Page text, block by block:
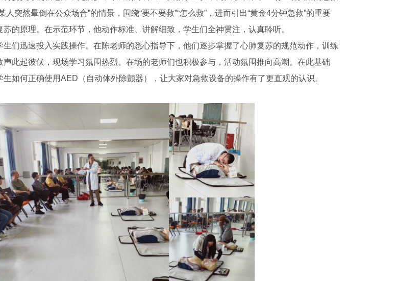
人突然晕倒在公众场合”的情景，围绕“要不要救”“怎么救”，进而引出“黄金4分钟急救”的重要
的原理。在示范环节，他动作标准、讲解细致，学生们全神贯注，认真聆听。
生们迅速投入实践操作。在陈老师的悉心指导下，他们逐步掌握了心肺复苏的规范动作，训练
此起彼伏，现场学习氛围热烈。在场的老师们也积极参与，活动氛围推向高潮。在此基础
生如何正确使用AED（自动体外除颤器），让大家对急救设备的操作有了更直观的认识。